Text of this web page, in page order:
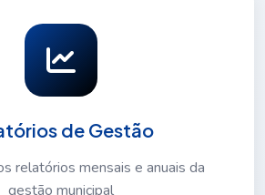
de Gestão
relatórios mensais e anuais da
gestão municipal